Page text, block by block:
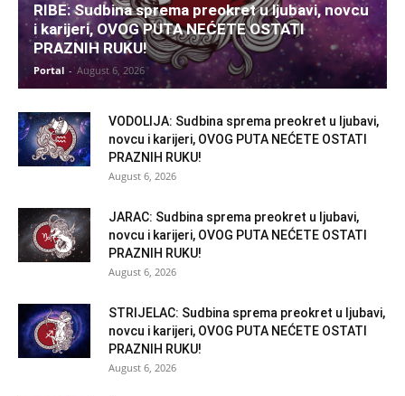
RIBE: Sudbina sprema preokret u ljubavi, novcu
i karijeri, OVOG PUTA NEĆETE OSTATI
PRAZNIH RUKU!
Portal - August 6, 2026
VODOLIJA: Sudbina sprema preokret u ljubavi,
novcu i karijeri, OVOG PUTA NEĆETE OSTATI
PRAZNIH RUKU!
August 6, 2026
JARAC: Sudbina sprema preokret u ljubavi,
novcu i karijeri, OVOG PUTA NEĆETE OSTATI
PRAZNIH RUKU!
August 6, 2026
STRIJELAC: Sudbina sprema preokret u ljubavi,
novcu i karijeri, OVOG PUTA NEĆETE OSTATI
PRAZNIH RUKU!
August 6, 2026